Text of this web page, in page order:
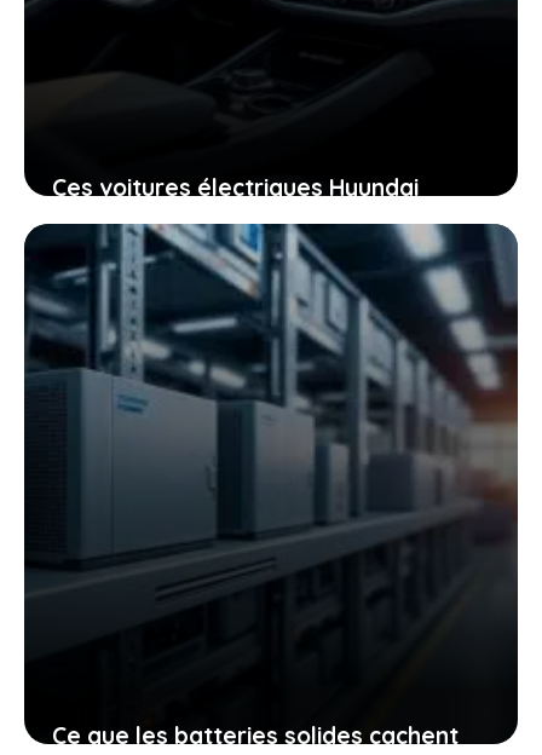
Ces voitures électriques Hyundai
accessibles qui vont changer la façon
dont vous vous déplacez
8 janvier 2026
Ce que les batteries solides cachent